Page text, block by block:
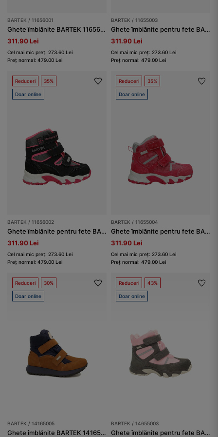
BARTEK / 11656001
Ghete îmblănite BARTEK 11656001, negre-verde
311.90 Lei
Cel mai mic preț: 273.60 Lei
Preț normal: 479.00 Lei
BARTEK / 11655003
Ghete îmblănite pentru fete BARTEK 11655003, gri-roz
311.90 Lei
Cel mai mic preț: 273.60 Lei
Preț normal: 479.00 Lei
Reduceri 35%
Doar online
BARTEK / 11656002
Ghete îmblănite pentru fete BARTEK 11656002, negru-roz
311.90 Lei
Cel mai mic preț: 273.60 Lei
Preț normal: 479.00 Lei
Reduceri 35%
Doar online
BARTEK / 11655004
Ghete îmblănite pentru fete BARTEK 11655004, fucsia
311.90 Lei
Cel mai mic preț: 273.60 Lei
Preț normal: 479.00 Lei
Reduceri 30%
Doar online
BARTEK / 14165005
Ghete îmblănite BARTEK 14165005,maro-bleumarin
Reduceri 43%
Doar online
BARTEK / 14655003
Ghete îmblănite pentru fete BARTEK 14655003, gri-roz